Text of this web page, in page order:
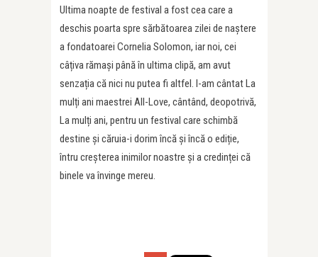
Ultima noapte de festival a fost cea care a
deschis poarta spre sărbătoarea zilei de naștere
a fondatoarei Cornelia Solomon, iar noi, cei
câțiva rămași până în ultima clipă, am avut
senzația că nici nu putea fi altfel. I-am cântat La
mulți ani maestrei All-Love, cântând, deopotrivă,
La mulți ani, pentru un festival care schimbă
destine și căruia-i dorim încă și încă o ediție,
întru creșterea inimilor noastre și a credinței că
binele va învinge mereu.